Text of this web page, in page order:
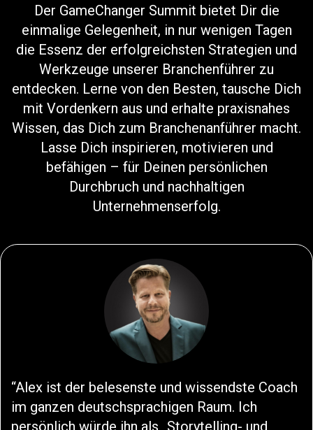
Der GameChanger Summit bietet Dir die
einmalige Gelegenheit, in nur wenigen Tagen
die Essenz der erfolgreichsten Strategien und
Werkzeuge unserer Branchenführer zu
entdecken. Lerne von den Besten, tausche Dich
mit Vordenkern aus und erhalte praxisnahes
Wissen, das Dich zum Branchenanführer macht.
Lasse Dich inspirieren, motivieren und
befähigen – für Deinen persönlichen
Durchbruch und nachhaltigen
Unternehmenserfolg.
Alex ist der belesenste und wissendste Coach
im ganzen deutschsprachigen Raum. Ich
persönlich würde ihn als „Storytelling- und